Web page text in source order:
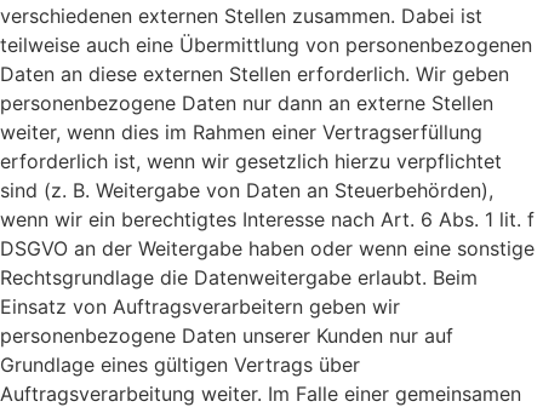
verschiedenen externen Stellen zusammen. Dabei ist
teilweise auch eine Übermittlung von personenbezogenen
Daten an diese externen Stellen erforderlich. Wir geben
personenbezogene Daten nur dann an externe Stellen
weiter, wenn dies im Rahmen einer Vertragserfüllung
erforderlich ist, wenn wir gesetzlich hierzu verpflichtet
sind (z. B. Weitergabe von Daten an Steuerbehörden),
wenn wir ein berechtigtes Interesse nach Art. 6 Abs. 1 lit. f
DSGVO an der Weitergabe haben oder wenn eine sonstige
Rechtsgrundlage die Datenweitergabe erlaubt. Beim
Einsatz von Auftragsverarbeitern geben wir
personenbezogene Daten unserer Kunden nur auf
Grundlage eines gültigen Vertrags über
Auftragsverarbeitung weiter. Im Falle einer gemeinsamen